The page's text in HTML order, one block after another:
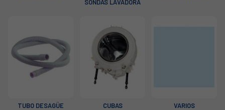
SONDAS LAVADORA
TUBO DESAGÜE CUBAS VARIOS